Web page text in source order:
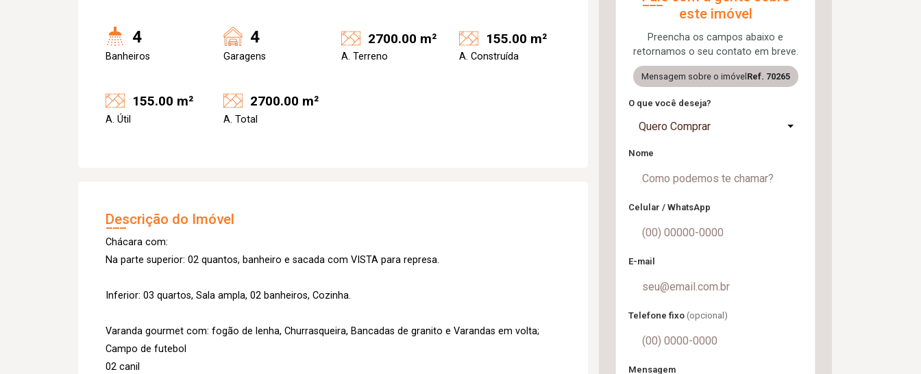
4
Banheiros
4
Garagens
2700.00 m²
A. Terreno
155.00 m²
A. Construída
155.00 m²
A. Útil
2700.00 m²
A. Total
Descrição do Imóvel
Chácara com:
Na parte superior: 02 quantos, banheiro e sacada com VISTA para represa.
Inferior: 03 quartos, Sala ampla, 02 banheiros, Cozinha.
Varanda gourmet com: fogão de lenha, Churrasqueira, Bancadas de granito e Varandas em volta;
Campo de futebol
02 canil
este imóvel
Preencha os campos abaixo e
retornamos o seu contato em breve.
Mensagem sobre o imóvel Ref. 70265
O que você deseja?
Quero Comprar
Nome
Celular / WhatsApp
E-mail
Telefone fixo (opcional)
Mensagem